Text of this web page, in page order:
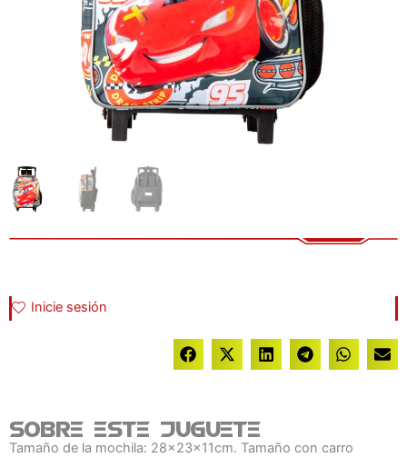
Inicie sesión
Sobre este juguete
Tamaño de la mochila: 28x23x11cm. Tamaño con carro